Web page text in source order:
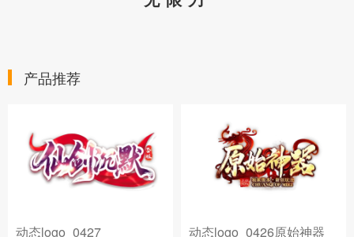
产品推荐
动态logo_0427 动态logo_0426原始神器